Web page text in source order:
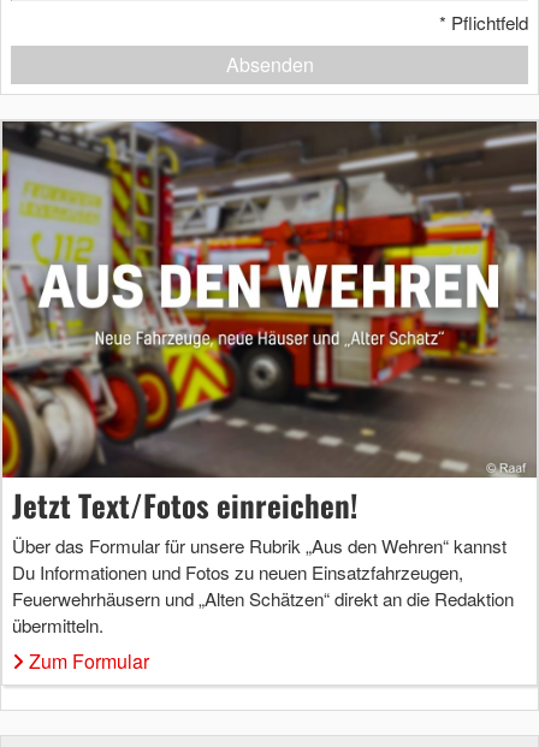
* Pflichtfeld
Absenden
Jetzt Text/Fotos einreichen!
Über das Formular für unsere Rubrik „Aus den Wehren“ kannst
Du Informationen und Fotos zu neuen Einsatzfahrzeugen,
Feuerwehrhäusern und „Alten Schätzen“ direkt an die Redaktion
übermitteln.
Zum Formular